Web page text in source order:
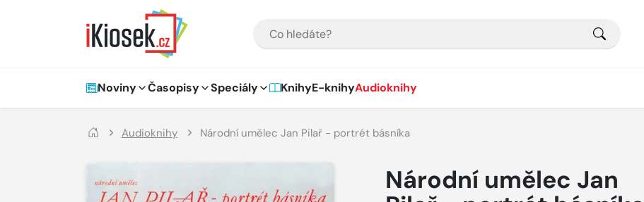
Hlavní navigace
Noviny Časopisy Speciály KnihyE-knihyAudioknihy
Audioknihy Národní umělec Jan Pilař - portrét básníka
Národní umělec Jan